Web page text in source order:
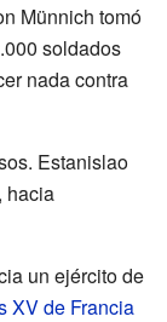
Münnich tomó
soldados
nada contra
Estanislao
hacia
un ejército de
XV de Francia